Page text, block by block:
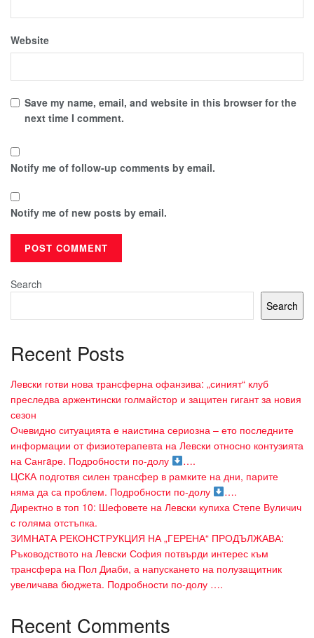
Website
Save my name, email, and website in this browser for the
next time I comment.
Notify me of follow-up comments by email.
Notify me of new posts by email.
Search
Search
Recent Posts
Левски готви нова трансферна офанзива: „синият“ клуб
преследва аржентински голмайстор и защитен гигант за новия
сезон
Очевидно ситуацията е наистина сериозна – ето последните
информации от физиотерапевта на Левски относно контузията
на Сангaре. Подробности по-долу
….
ЦСКА подготвя силен трансфер в рамките на дни, парите
няма да са проблем. Подробности по-долу
….
Директно в топ 10: Шефовете на Левски купиха Степе Вуличич
с голяма отстъпка.
ЗИМНАТА РЕКОНСТРУКЦИЯ НА „ГЕРЕНА“ ПРОДЪЛЖАВА:
Ръководството на Левски София потвърди интерес към
трансфера на Пол Диаби, а напускането на полузащитник
увеличава бюджета. Подробности по-долу ….
Recent Comments